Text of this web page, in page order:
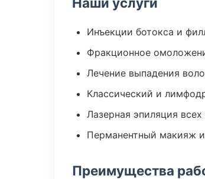
Инъекции ботокса и
Фракционное
Лечение выпадения
Классический и
Лазерная эпиляция всех
Перманентный макияж
Преимущества